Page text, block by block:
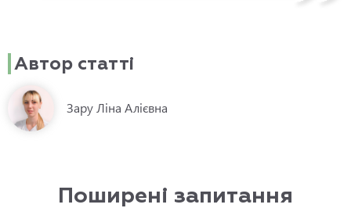
Автор статті
Зару Ліна Алієвна
Поширені запитання